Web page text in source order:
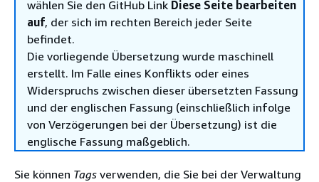
wählen Sie den GitHub Link Diese Seite bearbeiten
auf, der sich im rechten Bereich jeder Seite
befindet.
Die vorliegende Übersetzung wurde maschinell
erstellt. Im Falle eines Konflikts oder eines
Widerspruchs zwischen dieser übersetzten Fassung
und der englischen Fassung (einschließlich infolge
von Verzögerungen bei der Übersetzung) ist die
englische Fassung maßgeblich.
Sie können Tags verwenden, die Sie bei der Verwaltung